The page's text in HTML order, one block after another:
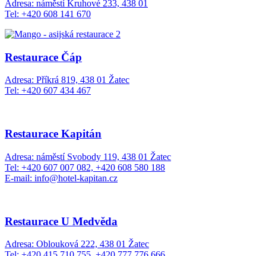
Adresa: náměstí Kruhové 233, 438 01
Tel: +420 608 141 670
Restaurace Čáp
Adresa: Příkrá 819, 438 01 Žatec
Tel: +420 607 434 467
Restaurace Kapitán
Adresa: náměstí Svobody 119, 438 01 Žatec
Tel: +420 607 007 082, +420 608 580 188
E-mail: info@hotel-kapitan.cz
Restaurace U Medvěda
Adresa: Oblouková 222, 438 01 Žatec